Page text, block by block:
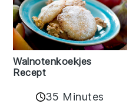
Walnotenkoekjes
Recept
35 Minutes